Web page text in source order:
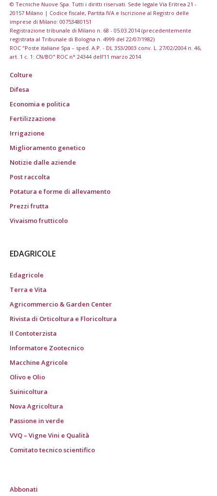
© Tecniche Nuove Spa. Tutti i diritti riservati. Sede legale Via Eritrea 21 -
20157 Milano | Codice fiscale, Partita IVA e Iscrizione al Registro delle
imprese di Milano: 00753480151
Registrazione tribunale di Milano n. 68 - 05.03.2014 (precedentemente
registrata al Tribunale di Bologna n. 4999 del 22/07/1982)
ROC "Poste italiane Spa – sped. A.P. - DL 353/2003 conv. L. 27/02/2004 n. 46,
art. 1 c. 1: CN/BO" ROC n° 24344 dell’11 marzo 2014
Colture
Difesa
Economia e politica
Fertilizzazione
Irrigazione
Miglioramento genetico
Notizie dalle aziende
Post raccolta
Potatura e forme di allevamento
Prezzi frutta
Vivaismo frutticolo
EDAGRICOLE
Edagricole
Terra e Vita
Agricommercio & Garden Center
Rivista di Orticoltura e Floricoltura
Il Contoterzista
Informatore Zootecnico
Macchine Agricole
Olivo e Olio
Suinicoltura
Nova Agricoltura
Passione in verde
VVQ – Vigne Vini e Qualità
Comitato tecnico scientifico
Abbonati